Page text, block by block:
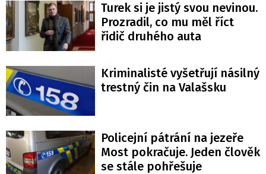
Turek si je jistý svou nevinou.
Prozradil, co mu měl říct
řidič druhého auta
Kriminalisté vyšetřují násilný
trestný čin na Valašsku
Policejní pátrání na jezeře
Most pokračuje. Jeden člověk
se stále pohřešuje